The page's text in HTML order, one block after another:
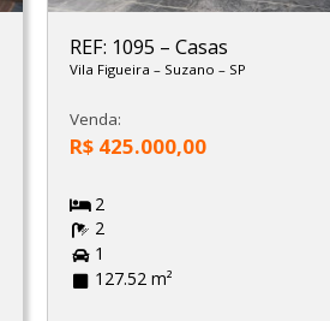
REF: 1095 – Casas
Vila Figueira – Suzano – SP
Venda:
R$ 425.000,00
2
2
1
127.52 m²